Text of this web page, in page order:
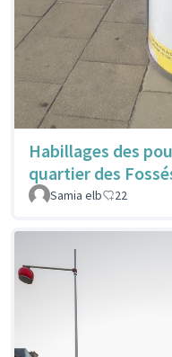
Habillages des
quartier des
Samia elb 22